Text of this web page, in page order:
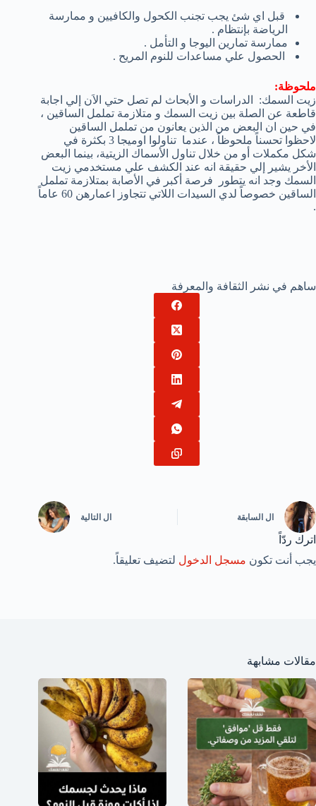
قبل اي شئ يجب تجنب الكحول والكافيين و ممارسة
الرياضة بإنتظام .
ممارسة تمارين اليوجا و التأمل .
الحصول علي مساعدات للنوم المريح .
ملحوظة:
زيت السمك: الدراسات و الأبحاث لم تصل حتي الاَن إلي اجابة
قاطعة عن الصلة بين زيت السمك و متلازمة تململ الساقين ،
في حين ان البعض من الذين يعانون من تململ الساقين
لاحظوا تحسناً ملحوظاً ، عندما تناولوا اوميجا 3 بكثرة في
شكل مكملات أو من خلال تناول الأسماك الزيتية، بينما البعض
الأخر يشير إلي حقيقة انه عند الكشف علي مستخدمي زيت
السمك وجد انه يتطور فرصة أكبر في الأصابة بمتلازمة تململ
الساقين خصوصاً لدي السيدات اللاتي تتجاوز اعمارهن 60 عاماً
.
ساهم في نشر الثقافة والمعرفة
ال السابقة ال التالية
اترك ردّاً
يجب أنت تكون مسجل الدخول لتضيف تعليقاً.
مقالات مشابهة